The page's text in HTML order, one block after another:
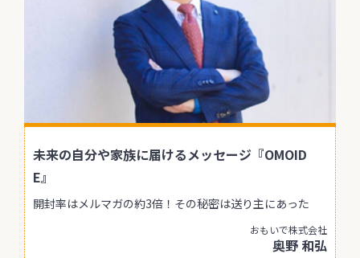
未来の自分や家族に届けるメッセージ『OMOID
E』
開封率はメルマガの約3倍！その秘密は送り主にあった
おもいで株式会社
奥野 和弘